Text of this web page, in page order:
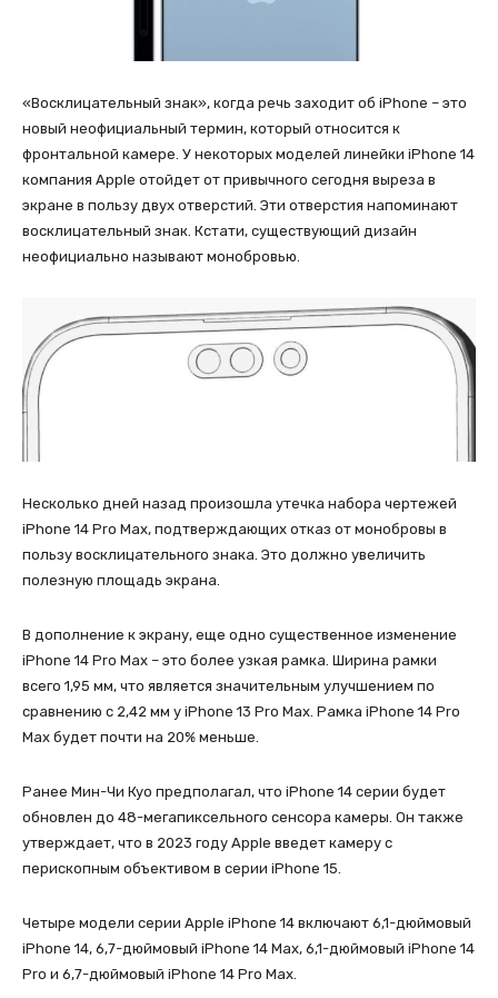
«Восклицательный знак», когда речь заходит об iPhone – это
новый неофициальный термин, который относится к
фронтальной камере. У некоторых моделей линейки iPhone 14
компания Apple отойдет от привычного сегодня выреза в
экране в пользу двух отверстий. Эти отверстия напоминают
восклицательный знак. Кстати, существующий дизайн
неофициально называют монобровью.
Несколько дней назад произошла утечка набора чертежей
iPhone 14 Pro Max, подтверждающих отказ от монобровы в
пользу восклицательного знака. Это должно увеличить
полезную площадь экрана.
В дополнение к экрану, еще одно существенное изменение
iPhone 14 Pro Max – это более узкая рамка. Ширина рамки
всего 1,95 мм, что является значительным улучшением по
сравнению с 2,42 мм у iPhone 13 Pro Max. Рамка iPhone 14 Pro
Max будет почти на 20% меньше.
Ранее Мин-Чи Куо предполагал, что iPhone 14 серии будет
обновлен до 48-мегапиксельного сенсора камеры. Он также
утверждает, что в 2023 году Apple введет камеру с
перископным объективом в серии iPhone 15.
Четыре модели серии Apple iPhone 14 включают 6,1-дюймовый
iPhone 14, 6,7-дюймовый iPhone 14 Max, 6,1-дюймовый iPhone 14
Pro и 6,7-дюймовый iPhone 14 Pro Max.